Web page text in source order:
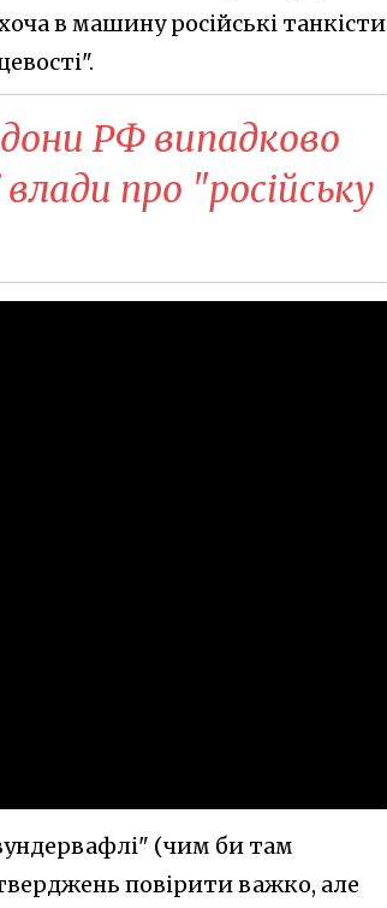
в машину російські танкісти
РФ випадково
про "російську
(чим би там
повірити важко, але